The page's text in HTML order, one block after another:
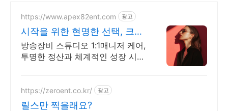
https://www.apex82ent.com 광고
시작을 위한 현명한 선택, 크리
에이터, BJ 상시 모집
방송장비 스튜디오 1:1매니저 케어,
투명한 정산과 체계적인 성장 시스
https://zeroent.co.kr/ 광고
릴스만 찍을래요?